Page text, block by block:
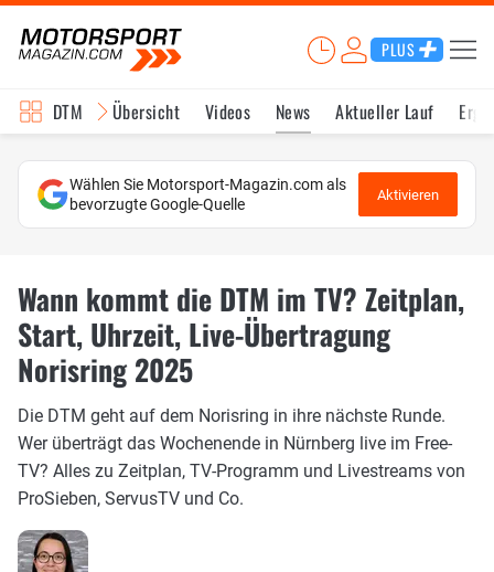
PLUS
DTM Übersicht Videos News Aktueller Lauf
Wählen Sie Motorsport-Magazin.com als
bevorzugte Google-Quelle
Aktivieren
Wann kommt die DTM im TV? Zeitplan,
Start, Uhrzeit, Live-Übertragung
Norisring 2025
Die DTM geht auf dem Norisring in ihre nächste Runde.
Wer überträgt das Wochenende in Nürnberg live im Free-
TV? Alles zu Zeitplan, TV-Programm und Livestreams von
ProSieben, ServusTV und Co.